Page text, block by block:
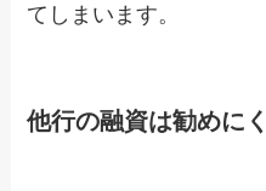
てしまいます。
他行の融資は勧めに